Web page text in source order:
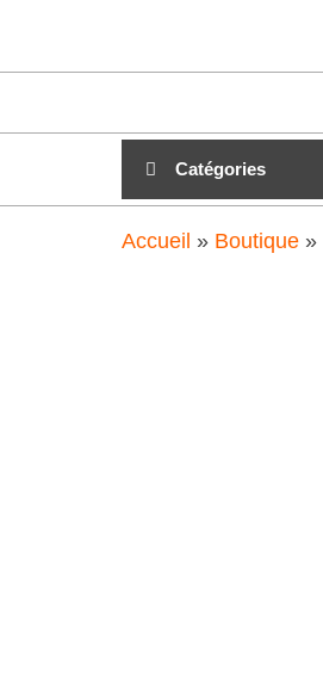
clubdial.fr
Catégories
Accueil » Boutique »